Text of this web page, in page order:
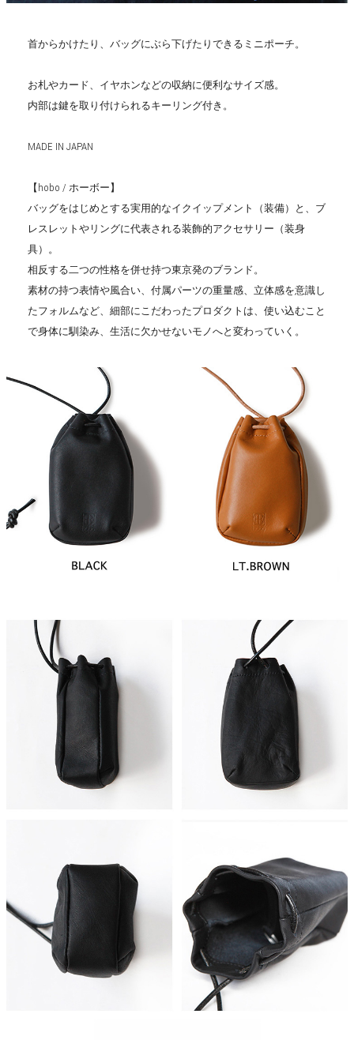
首からかけたり、バッグにぶら下げたりできるミニポーチ。
お札やカード、イヤホンなどの収納に便利なサイズ感。
内部は鍵を取り付けられるキーリング付き。
MADE IN JAPAN
【hobo / ホーボー】
バッグをはじめとする実用的なイクイップメント（装備）と、ブ
レスレットやリングに代表される装飾的アクセサリー（装身
具）。
相反する二つの性格を併せ持つ東京発のブランド。
素材の持つ表情や風合い、付属パーツの重量感、立体感を意識し
たフォルムなど、細部にこだわったプロダクトは、使い込むこと
で身体に馴染み、生活に欠かせないモノへと変わっていく。